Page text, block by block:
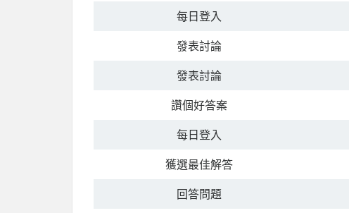
每日登入
發表討論
發表討論
讚個好答案
每日登入
獲選最佳解答
回答問題